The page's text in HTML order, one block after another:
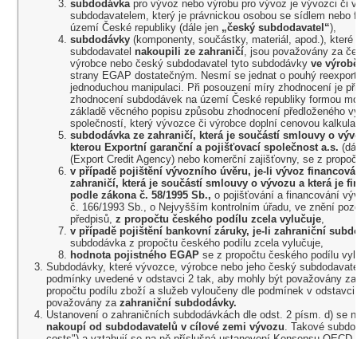
subdodávkapro vývoz nebo výrobu pro vývoz je vývozci či
subdodavatelem, který je právnickou osobou se sídlem
území České republiky (dále jen „český subdodavatel“),
subdodávky (komponenty, součástky, materiál, apod.),
subdodavatel nakoupili ze zahraničí, jsou považovány za
výrobce nebo český subdodavatel tyto subdodávky ve
strany EGAP dostatečným. Nesmí se jednat o pouhý
jednoduchou manipulaci. Při posouzení míry zhodnocení je
zhodnocení subdodávek na území České republiky formou
základě věcného popisu způsobu zhodnocení předloženého
společností, který vývozce či výrobce doplní cenovou
subdodávka ze zahraničí, která je součástí smlouvy o
kterou Exportní garanční a pojišťovací společnost a.s.
(Export Credit Agency) nebo komerční zajišťovny, se z
v případě pojištění vývozního úvěru, je-li vývoz
zahraničí, která je součástí smlouvy o vývozu a která je
podle zákona č. 58/1995 Sb., o pojišťování a financování
č. 166/1993 Sb., o Nejvyšším kontrolním úřadu, ve znění
předpisů, z propočtu českého podílu zcela vylučuje,
v případě pojištění bankovní záruky, je-li zahraniční
subdodávka z propočtu českého podílu zcela vylučuje,
hodnota pojistného EGAP se z propočtu českého podílu
Subdodávky, které vývozce, výrobce nebo jeho český
podmínky uvedené v odstavci 2 tak, aby mohly být považovány
propočtu podílu zboží a služeb vyloučeny dle podmínek v
považovány za zahraniční subdodávky.
Ustanovení o zahraničních subdodávkách dle odst. 2 písm. d) se
nakoupí od subdodavatelů v cílové zemi vývozu. Takové